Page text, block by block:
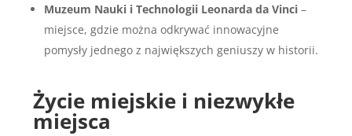
Muzeum Nauki i Technologii Leonarda da Vinci –
miejsce, gdzie można odkrywać innowacyjne
pomysły jednego z największych geniuszy w historii.
Życie miejskie i niezwykłe
miejsca